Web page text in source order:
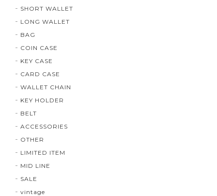
SHORT WALLET
LONG WALLET
BAG
COIN CASE
KEY CASE
CARD CASE
WALLET CHAIN
KEY HOLDER
BELT
ACCESSORIES
OTHER
LIMITED ITEM
MID LINE
SALE
vintage